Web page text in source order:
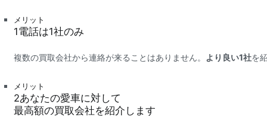
メリット
1電話は1社のみ
複数の買取会社から連絡が来ることはありません。 より良い1社を
メリット
2あなたの愛車に対して
最高額の買取会社を紹介します